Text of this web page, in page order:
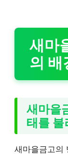
새마
의 배
새마을
태를 불
새마을금고의